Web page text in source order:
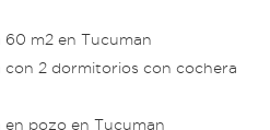
m2 en Tucuman
con 2 dormitorios con cochera
pozo en Tucuman